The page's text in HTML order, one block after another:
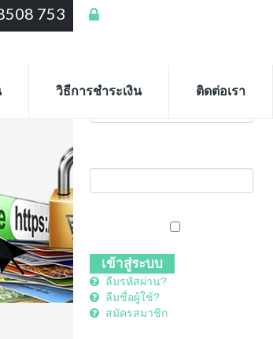
753 เข้าสู่ระบบ
ชื่อสมาชิก
ลืมรหัสผ่าน?
ลืมชื่อผู้ใช้?
สมัครสมาชิก
วิธีการชำระเงิน ติดต่อเรา